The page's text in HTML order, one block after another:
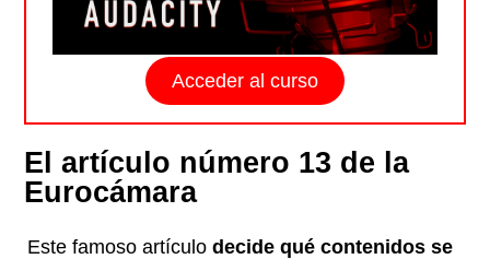
Acceder al curso
El artículo número 13 de la
Eurocámara
Este famoso artículodecide qué contenidos se